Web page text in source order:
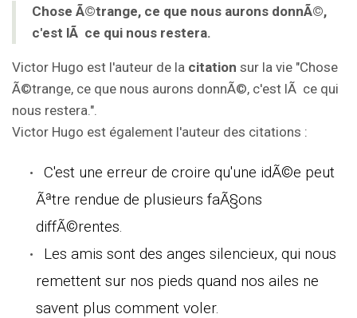
Chose Ã©trange, ce que nous aurons donnÃ©,
c'est lÃ ce qui nous restera.
Victor Hugo est l'auteur de la citation sur la vie "Chose
Ã©trange, ce que nous aurons donnÃ©, c'est lÃ ce qui
nous restera.".
Victor Hugo est également l'auteur des citations :
C'est une erreur de croire qu'une idÃ©e peut
Ãªtre rendue de plusieurs faÃ§ons
diffÃ©rentes.
Les amis sont des anges silencieux, qui nous
remettent sur nos pieds quand nos ailes ne
savent plus comment voler.